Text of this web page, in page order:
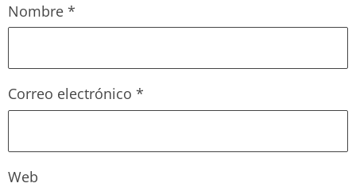
Nombre *
Correo electrónico *
Web